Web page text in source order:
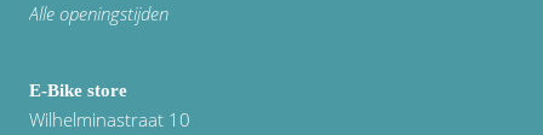
Alle openingstijden
E-Bike store
Wilhelminastraat 10